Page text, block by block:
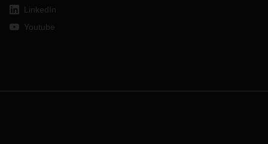
LinkedIn
Youtube